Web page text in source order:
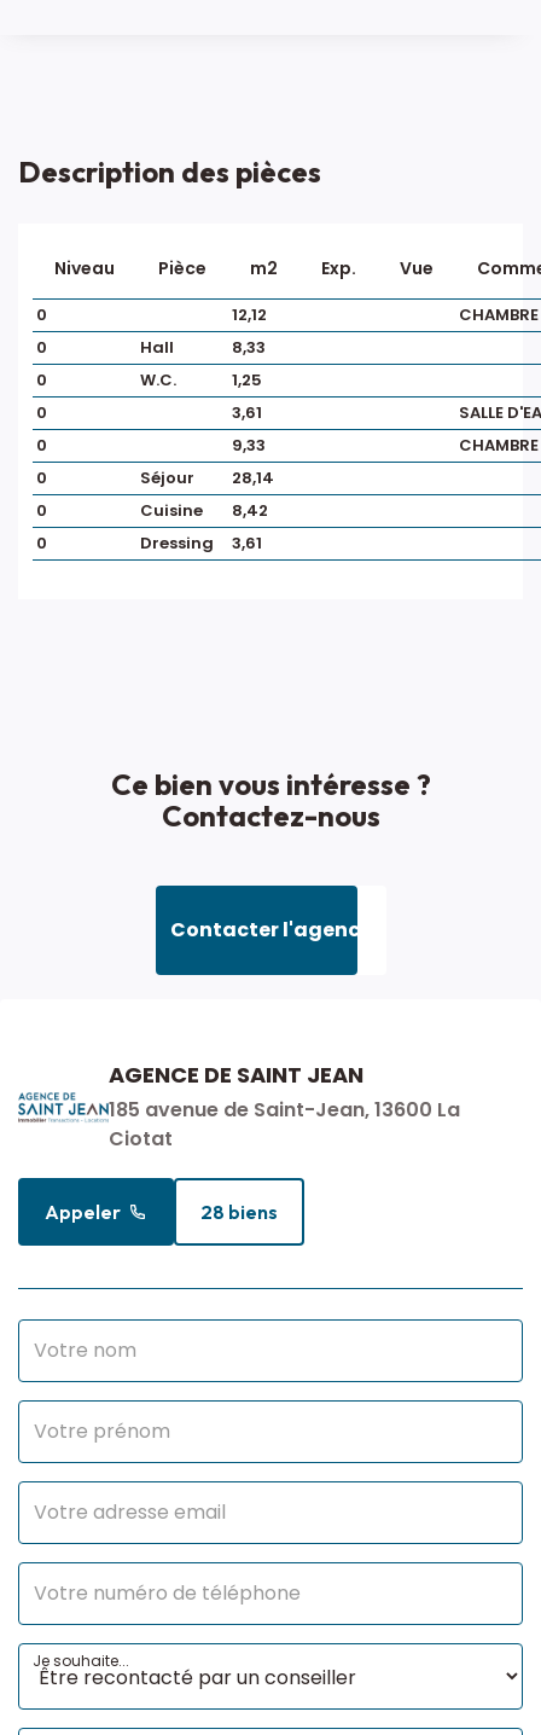
Description des pièces
Niveau Pièce m2 Exp. Vue
0 12,12
0
Hall
8,33
0
W.C.
1,25
0
3,61
SALLE
0
9,33
0
Séjour
28,14
0
Cuisine
8,42
0
Dressing 3,61
Ce bien vous intéresse ?
Contactez-nous
Contacter l'agence
AGENCE DE SAINT JEAN
185 avenue de Saint-Jean, 13600 La
Ciotat
Appeler 28 biens
Je souhaite...